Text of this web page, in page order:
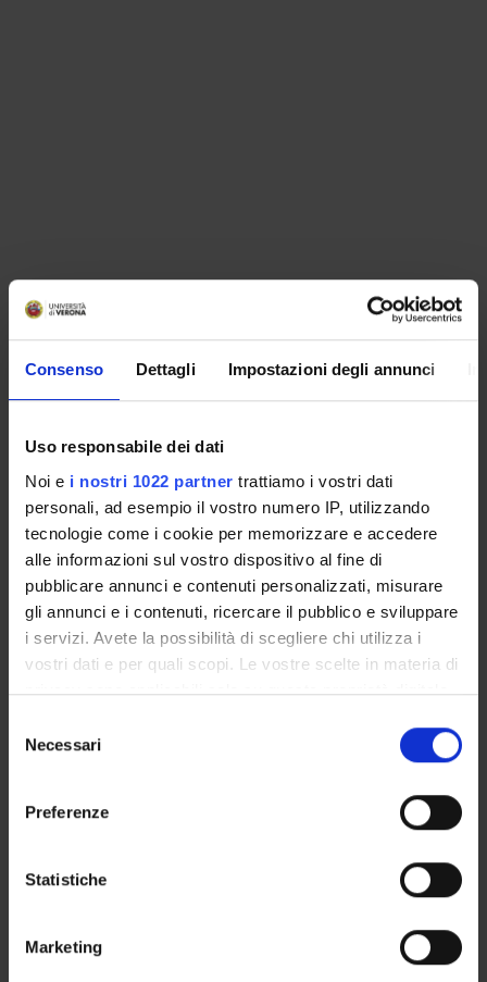
Consenso Dettagli Impostazioni degli annunci
Uso responsabile dei dati
Noi e i nostri 1022 partner trattiamo i vostri dati
personali, ad esempio il vostro numero IP, utilizzando
tecnologie come i cookie per memorizzare e accedere
alle informazioni sul vostro dispositivo al fine di
pubblicare annunci e contenuti personalizzati, misurare
gli annunci e i contenuti, ricercare il pubblico e sviluppare
i servizi. Avete la possibilità di scegliere chi utilizza i
vostri dati e per quali scopi. Le vostre scelte in materia di
privacy sono applicabili solo su questa proprietà digitale
modificare o revocare il proprio consenso in qualsiasi
momento dalla Dichiarazione sui cookie o facendo clic
raccogliere informazioni sulla tua posizione
geografica, con un'approssimazione di qualche
Identificare il tuo dispositivo, scansionandolo
delNecessari
Preferenze
Statistiche
Marketing
GOVERNANCE
SERVIZI DI SEGRETERIA STUDENTI
STRUTTURE DEL DIPARTIMENTO
LABORATORI DI RICERCA
CENTRI DI RICERCA
Contatti
Luoghi